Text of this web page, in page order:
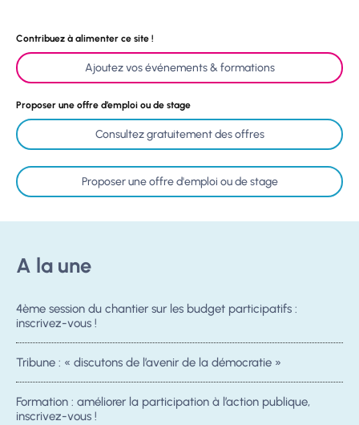
Contribuez à alimenter ce site !
Ajoutez vos événements & formations
Proposer une offre d’emploi ou de stage
Consultez gratuitement des offres
Proposer une offre d'emploi ou de stage
A la une
4ème session du chantier sur les budget participatifs :
inscrivez-vous !
Tribune : « discutons de l’avenir de la démocratie »
Formation : améliorer la participation à l’action publique,
inscrivez-vous !